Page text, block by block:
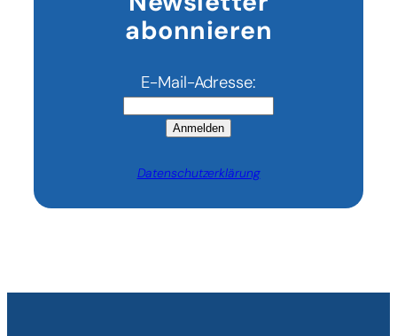
abonnieren
E-Mail-Adresse:
Anmelden
Datenschutzerklärung